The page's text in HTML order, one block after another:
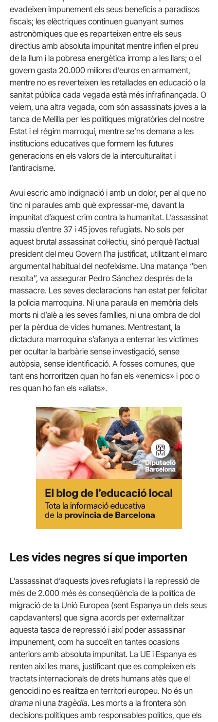
evadeixen impunement els seus beneficis a paradisos
fiscals; les elèctriques continuen guanyant sumes
astronòmiques que es reparteixen entre els seus
directius amb absoluta impunitat mentre inflen el preu
de la llum i la pobresa energètica irromp a les llars; o el
govern gasta 20.000 milions d’euros en armament,
mentre no es reverteixen les retallades en educació o la
sanitat pública cada vegada està més infrafinançada. O
veiem, una altra vegada, com són assassinats joves a la
tanca de Melilla per les polítiques migratòries del nostre
Estat i el règim marroquí, mentre se’ns demana a les
institucions educatives que formem les futures
generacions en els valors de la interculturalitat i
l’antiracisme.
Avui escric amb indignació i amb un dolor, per al que no
tinc ni paraules amb què expressar-me, davant la
impunitat d’aquest crim contra la humanitat. L’assassinat
massiu d’entre 37 i 45 joves refugiats. No sols per
aquest brutal assassinat col·lectiu, sinó perquè l’actual
president del meu Govern l’ha justificat, utilitzant el marc
argumental habitual del neofeixisme. Una matança “ben
resolta”, va assegurar Pedro Sánchez després de la
massacre. Les seves declaracions han estat per felicitar
la policia marroquina. Ni una paraula en memòria dels
morts ni d’alè a les seves famílies, ni una ombra de dol
per la pèrdua de vides humanes. Mentrestant, la
dictadura marroquina s’afanya a enterrar les víctimes
per ocultar la barbàrie sense investigació, sense
autòpsia, sense identificació. A fosses comunes, que
tant ens horroritzen quan ho fan els «enemics» i poc o
res quan ho fan els «aliats».
Les vides negres sí que importen
L’assassinat d’aquests joves refugiats i la repressió de
més de 2.000 més és conseqüència de la política de
migració de la Unió Europea (sent Espanya un dels seus
capdavanters) que signa acords per externalitzar
aquesta tasca de repressió i així poder assassinar
impunement, com ha succeït en tantes ocasions
anteriors amb absoluta impunitat. La UE i Espanya es
renten així les mans, justificant que es compleixen els
tractats internacionals de drets humans atès que el
genocidi no es realitza en territori europeu. No és un
drama ni una tragèdia. Les morts a la frontera són
decisions polítiques amb responsables polítics, que els